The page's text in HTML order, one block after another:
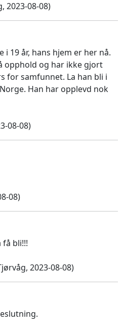
2023-08-08)
19 år, hans hjem er her nå.
opphold og har ikke gjort
for samfunnet. La han bli i
Han har opplevd nok
08-08)
08)
få bli!!!
2023-08-08)